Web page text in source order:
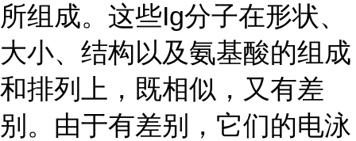
所组成。这些Ig分子在形状、
大小、结构以及氨基酸的组成
和排列上，既相似，又有差
别。由于有差别，它们的电泳